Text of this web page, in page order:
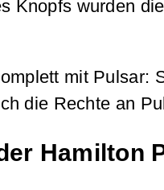
Knopfs wurden
mit Pulsar:
die Rechte an
Hamilton